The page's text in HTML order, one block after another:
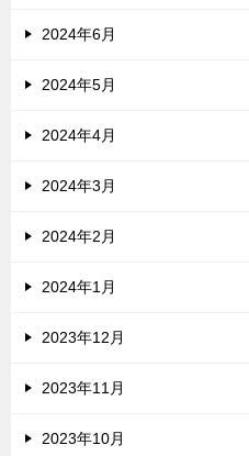
2024年6月
2024年5月
2024年4月
2024年3月
2024年2月
2024年1月
2023年12月
2023年11月
2023年10月